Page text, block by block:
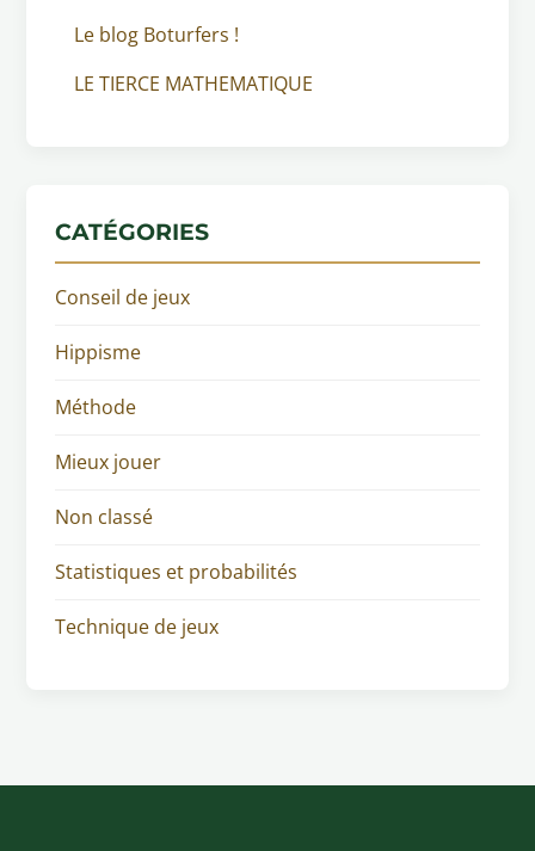
Le blog Boturfers !
LE TIERCE MATHEMATIQUE
CATÉGORIES
Conseil de jeux
Hippisme
Méthode
Mieux jouer
Non classé
Statistiques et probabilités
Technique de jeux